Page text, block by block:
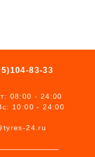
83-33
08:00 - 24:00
10:00 - 24:00
24.ru